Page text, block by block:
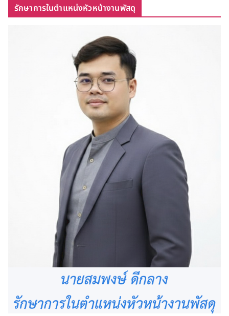
รักษาการในตำแหน่งหัวหน้างานพัสดุ